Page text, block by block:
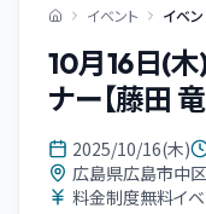
イベント イベ
10月16日(
ナー【藤田 竜
2025/10/16(木)
広島県広島市中
料金制度無料イベ